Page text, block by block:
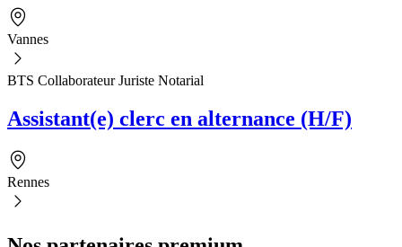
Vannes
BTS Collaborateur Juriste Notarial
Assistant(e) clerc en alternance (H/F)
Rennes